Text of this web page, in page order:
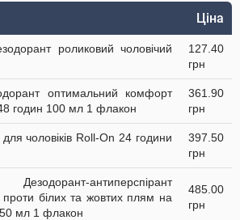
Ціна
роликовий чоловічий
127.40
грн
оптимальний комфорт
годин 100 мл 1 флакон
361.90
грн
чоловіків Roll-On 24 години
397.50
грн
антиперспірант
проти білих та жовтих плям на
50 мл 1 флакон
485.00
грн